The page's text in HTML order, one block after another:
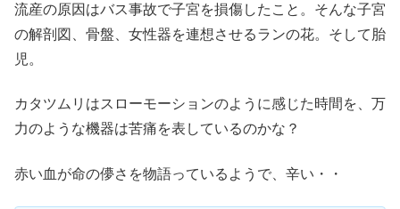
流産の原因はバス事故で子宮を損傷したこと。そんな子宮
の解剖図、骨盤、女性器を連想させるランの花。そして胎
児。
カタツムリはスローモーションのように感じた時間を、万
力のような機器は苦痛を表しているのかな？
赤い血が命の儚さを物語っているようで、辛い・・